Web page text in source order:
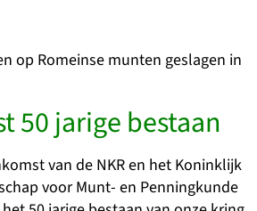
op Romeinse munten geslagen in
50 jarige bestaan
van de NKR en het Koninklijk
voor Munt- en Penningkunde